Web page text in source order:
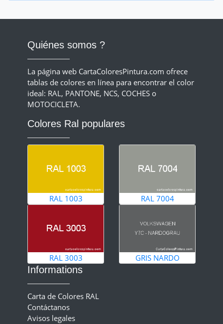
Quiénes somos ?
La página web CartaColoresPintura.com ofrece
tablas de colores en línea para encontrar el color
ideal: RAL, PANTONE, NCS, COCHES o
MOTOCICLETA.
Colores Ral populares
RAL 1003 RAL 7004
RAL 3003 GRIS NARDO
Informations
Carta de Colores RAL
Contáctanos
Avisos legales